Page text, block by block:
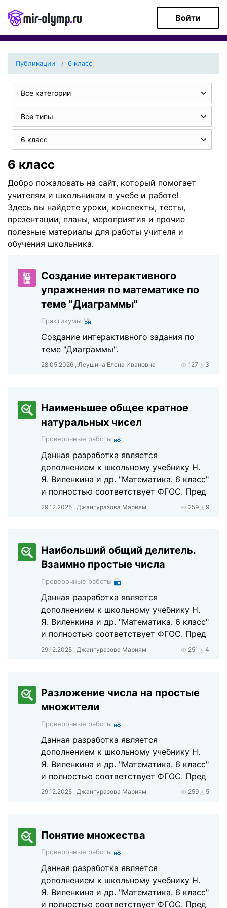
Войти
Публикации 6 класс
Все категории
Все типы
6 класс
6 класс
Добро пожаловать на сайт, который помогает
учителям и школьникам в учебе и работе!
Здесь вы найдете уроки, конспекты, тесты,
презентации, планы, мероприятия и прочие
полезные материалы для работы учителя и
обучения школьника.
Создание интерактивного
упражнения по математике по
теме "Диаграммы"
Практикумы
Создание интерактивного задания по
теме "Диаграммы".
28.05.2026 , Леушина Елена Ивановна 127 3
Наименьшее общее кратное
натуральных чисел
Проверочные работы
Данная разработка является
дополнением к школьному учебнику Н.
Я. Виленкина и др. "Математика. 6 класс"
и полностью соответствует ФГОС. Пред
29.12.2025 , Джангуразова Мариям 259 9
Наибольший общий делитель.
Взаимно простые числа
Проверочные работы
Данная разработка является
дополнением к школьному учебнику Н.
Я. Виленкина и др. "Математика. 6 класс"
и полностью соответствует ФГОС. Пред
29.12.2025 , Джангуразова Мариям 251 4
Разложение числа на простые
множители
Проверочные работы
Данная разработка является
дополнением к школьному учебнику Н.
Я. Виленкина и др. "Математика. 6 класс"
и полностью соответствует ФГОС. Пред
29.12.2025 , Джангуразова Мариям 259 5
Понятие множества
Проверочные работы
Данная разработка является
дополнением к школьному учебнику Н.
Я. Виленкина и др. "Математика. 6 класс"
и полностью соответствует ФГОС. Пред